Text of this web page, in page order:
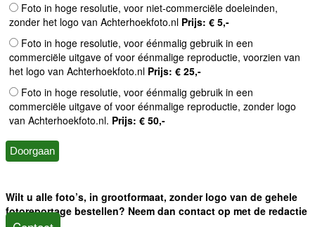
Foto in hoge resolutie, voor niet-commerciële doeleinden,
zonder het logo van Achterhoekfoto.nl Prijs: € 5,-
Foto in hoge resolutie, voor éénmalig gebruik in een
commerciële uitgave of voor éénmalige reproductie, voorzien van
het logo van Achterhoekfoto.nl Prijs: € 25,-
Foto in hoge resolutie, voor éénmalig gebruik in een
commerciële uitgave of voor éénmalige reproductie, zonder logo
van Achterhoekfoto.nl. Prijs: € 50,-
Wilt u alle foto’s, in grootformaat, zonder logo van de gehele
fotoreportage bestellen? Neem dan contact op met de redactie